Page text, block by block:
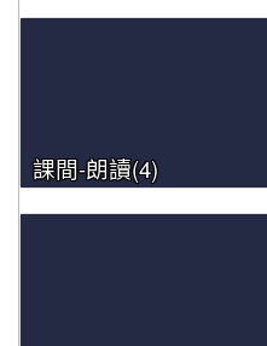
課間-朗讀(4)